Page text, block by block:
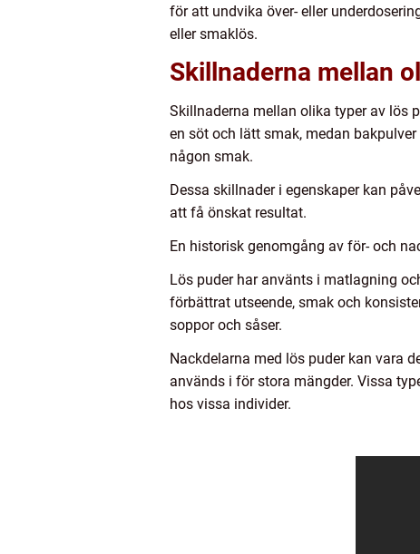
för att undvika över- eller
eller smaklös.
Skillnaderna mellan
Skillnaderna mellan olika typer av lös
en söt och lätt smak, medan
någon smak.
Dessa skillnader i egenskaper kan
att få önskat resultat.
En historisk genomgång av för- och
Lös puder har använts i matlagning
förbättrat utseende, smak och
soppor och såser.
Nackdelarna med lös puder kan vara
används i för stora mängder. Vissa
hos vissa individer.